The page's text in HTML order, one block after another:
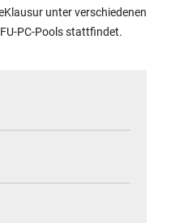
unter verschiedenen
PC-Pools stattfindet.